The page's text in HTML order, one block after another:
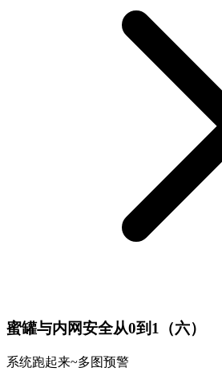
蜜罐与内网安全从0到1（六）
系统跑起来~多图预警